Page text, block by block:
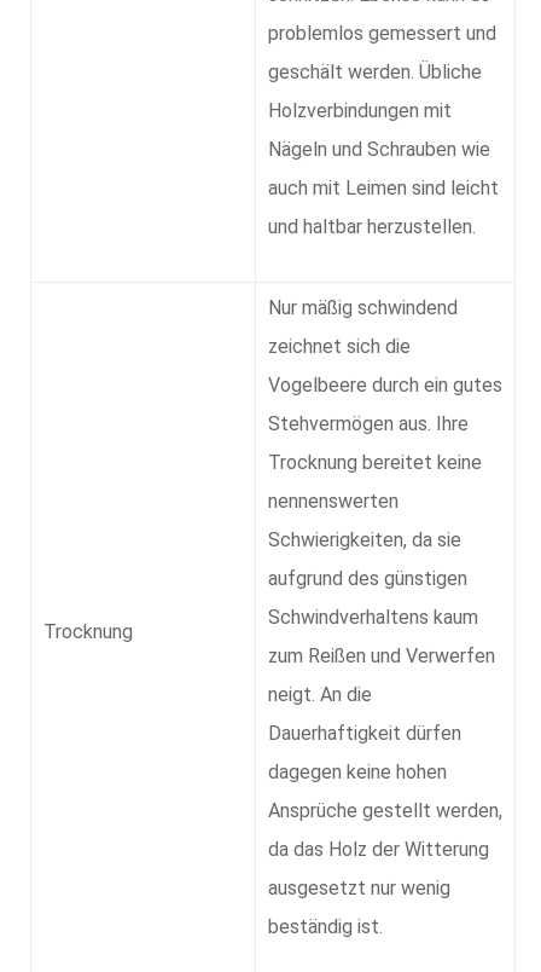
problemlos gemessert und
geschält werden. Übliche
Holzverbindungen mit
Nägeln und Schrauben wie
auch mit Leimen sind leicht
und haltbar herzustellen.
Trocknung
Nur mäßig schwindend
zeichnet sich die
Vogelbeere durch ein gutes
Stehvermögen aus. Ihre
Trocknung bereitet keine
nennenswerten
Schwierigkeiten, da sie
aufgrund des günstigen
Schwindverhaltens kaum
zum Reißen und Verwerfen
neigt. An die
Dauerhaftigkeit dürfen
dagegen keine hohen
Ansprüche gestellt werden,
da das Holz der Witterung
ausgesetzt nur wenig
beständig ist.